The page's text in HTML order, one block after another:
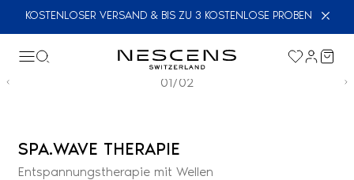
KOSTENLOSER VERSAND & BIS ZU 3 KOSTENLOSE PROBEN
01/02
SPA.WAVE THERAPIE
Entspannungstherapie mit Wellen